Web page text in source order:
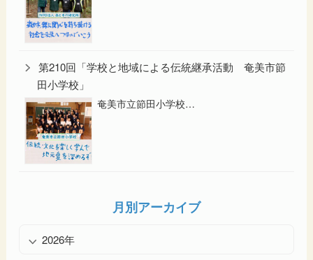
第210回「学校と地域による伝統継承活動 奄美市節
田小学校」
奄美市立節田小学校…
月別アーカイブ
2026年